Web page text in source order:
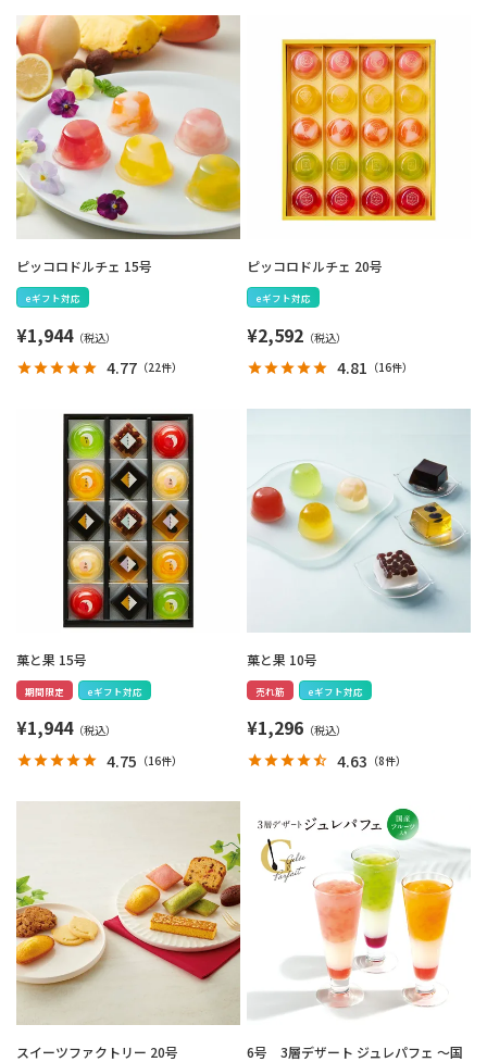
ピッコロドルチェ 15号
eギフト対応
¥1,944
4.77 （22件）
ピッコロドルチェ 20号
eギフト対応
¥2,592
4.81 （16件）
菓と果 15号
期間限定 eギフト対応
¥1,944
4.75 （16件）
菓と果 10号
売れ筋 eギフト対応
¥1,296
4.63 （8件）
スイーツファクトリー 20号
6号 3層デザート ジュレパフェ ～国